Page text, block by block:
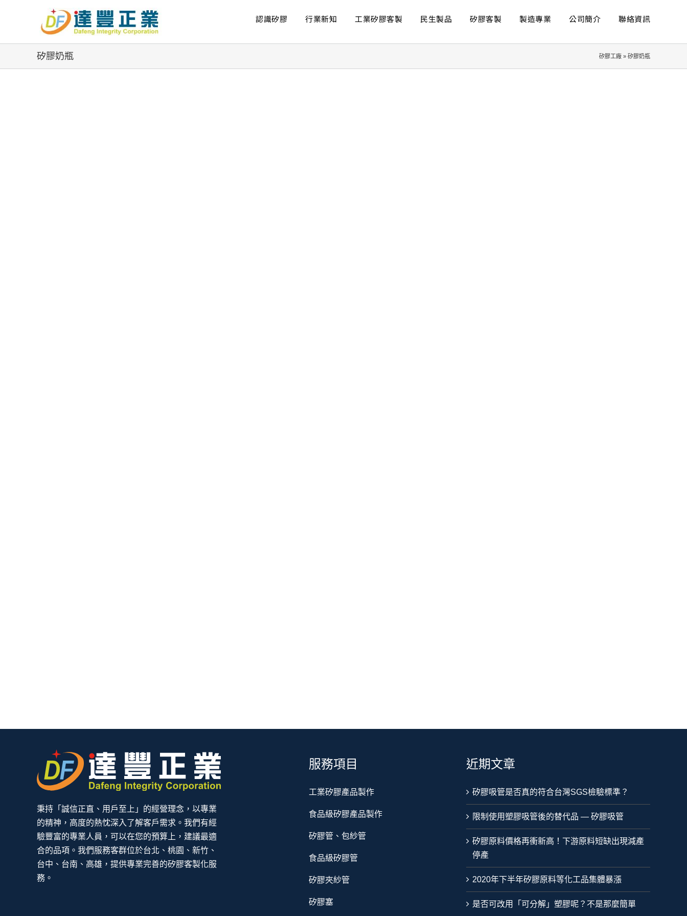
認識矽膠 行業新知 工業矽膠客製 民生製品 矽膠客製 製造專業 公司簡介 聯絡資訊
矽膠奶瓶 矽膠工廠 » 矽膠奶瓶
秉持「誠信正直、用戶至上」的經營理念，以專業
的精神，高度的熱忱深入了解客戶需求。我們有經
驗豐富的專業人員，可以在您的預算上，建議最適
合的品項。我們服務客群位於台北、桃園、新竹、
台中、台南、高雄，提供專業完善的矽膠客製化服
務。
服務項目
工業矽膠產品製作
食品級矽膠產品製作
矽膠管、包紗管
食品級矽膠管
矽膠夾紗管
矽膠塞
近期文章
矽膠吸管是否真的符合台灣SGS檢驗標準？
限制使用塑膠吸管後的替代品 — 矽膠吸管
矽膠原料價格再衝新高！下游原料短缺出現減產
停產
2020年下半年矽膠原料等化工品集體暴漲
是否可改用「可分解」塑膠呢？不是那麼簡單